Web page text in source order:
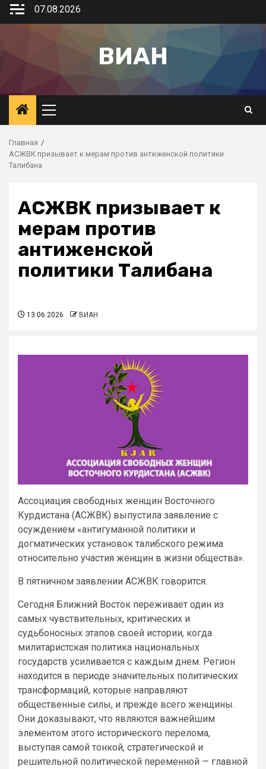
07.08.2026
ВИАН
Главная
АСЖВК призывает к мерам против антиженской политики
Талибана
АСЖВК призывает к
мерам против
антиженской
политики Талибана
13.06.2026 ВИАН
Ассоциация свободных женщин Восточного
Курдистана (АСЖВК) выпустила заявление с
осуждением «антигуманной политики и
догматических установок талибского режима
относительно участия женщин в жизни общества».
В пятничном заявлении АСЖВК говорится:
Сегодня Ближний Восток переживает один из
самых чувствительных, критических и
судьбоносных этапов своей истории, когда
милитаристская политика национальных
государств усиливается с каждым днем. Регион
находится в периоде значительных политических
трансформаций, которые направляют
общественные силы, и прежде всего женщины.
Они доказывают, что являются важнейшим
элементом этого исторического перелома,
выступая самой тонкой, стратегической и
решительной политической переменной — главной